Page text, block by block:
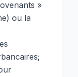
»
ou la